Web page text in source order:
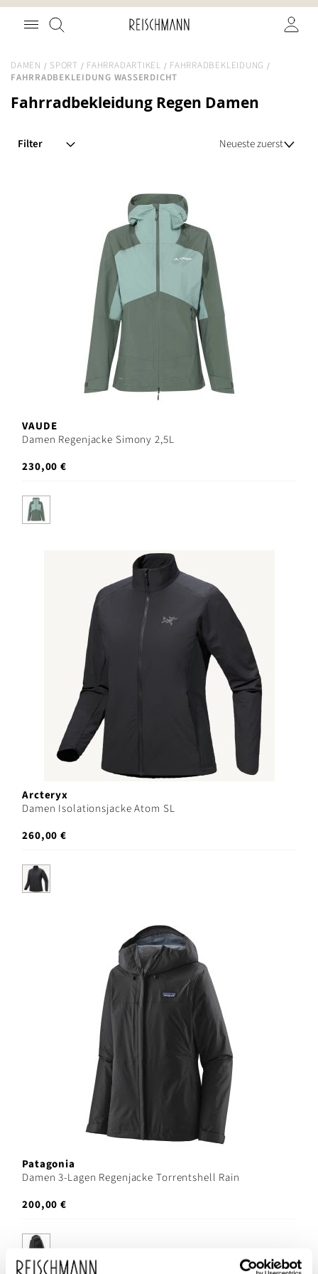
Zum
Inhalt
Suche
DAMEN SPORT FAHRRADARTIKEL
FAHRRADBEKLEIDUNG
FAHRRADBEKLEIDUNG WASSERDICHT
Fahrradbekleidung Regen Damen
VAUDE
Damen Regenjacke Simony 2,5L
230,00 €
Arcteryx
Damen Isolationsjacke Atom SL
260,00 €
Patagonia
Damen 3-Lagen Regenjacke Torrentshell Rain
200,00 €
Filter